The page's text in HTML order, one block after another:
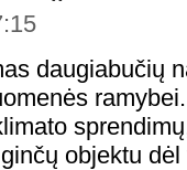
daugiabučių
objektu